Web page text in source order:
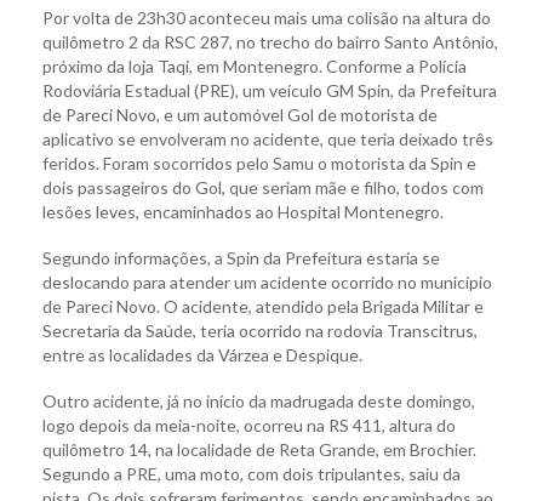
Por volta de 23h30 aconteceu mais uma colisão na altura do
quilômetro 2 da RSC 287, no trecho do bairro Santo Antônio,
próximo da loja Taqi, em Montenegro. Conforme a Polícia
Rodoviária Estadual (PRE), um veículo GM Spin, da Prefeitura
de Pareci Novo, e um automóvel Gol de motorista de
aplicativo se envolveram no acidente, que teria deixado três
feridos. Foram socorridos pelo Samu o motorista da Spin e
dois passageiros do Gol, que seriam mãe e filho, todos com
lesões leves, encaminhados ao Hospital Montenegro.
Segundo informações, a Spin da Prefeitura estaria se
deslocando para atender um acidente ocorrido no município
de Pareci Novo. O acidente, atendido pela Brigada Militar e
Secretaria da Saúde, teria ocorrido na rodovia Transcitrus,
entre as localidades da Várzea e Despique.
Outro acidente, já no início da madrugada deste domingo,
logo depois da meia-noite, ocorreu na RS 411, altura do
quilômetro 14, na localidade de Reta Grande, em Brochier.
Segundo a PRE, uma moto, com dois tripulantes, saiu da